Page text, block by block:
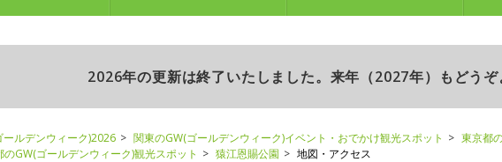
2026年の更新は終了いたしました。来年（2027年）もどうぞ
ールデンウィーク)2026 関東のGW(ゴールデンウィーク)イベント・おでかけ観光スポット
東京都
のGW(ゴールデンウィーク)観光スポット
猿江恩賜公園 地図・アクセス